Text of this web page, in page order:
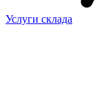
Услуги склада